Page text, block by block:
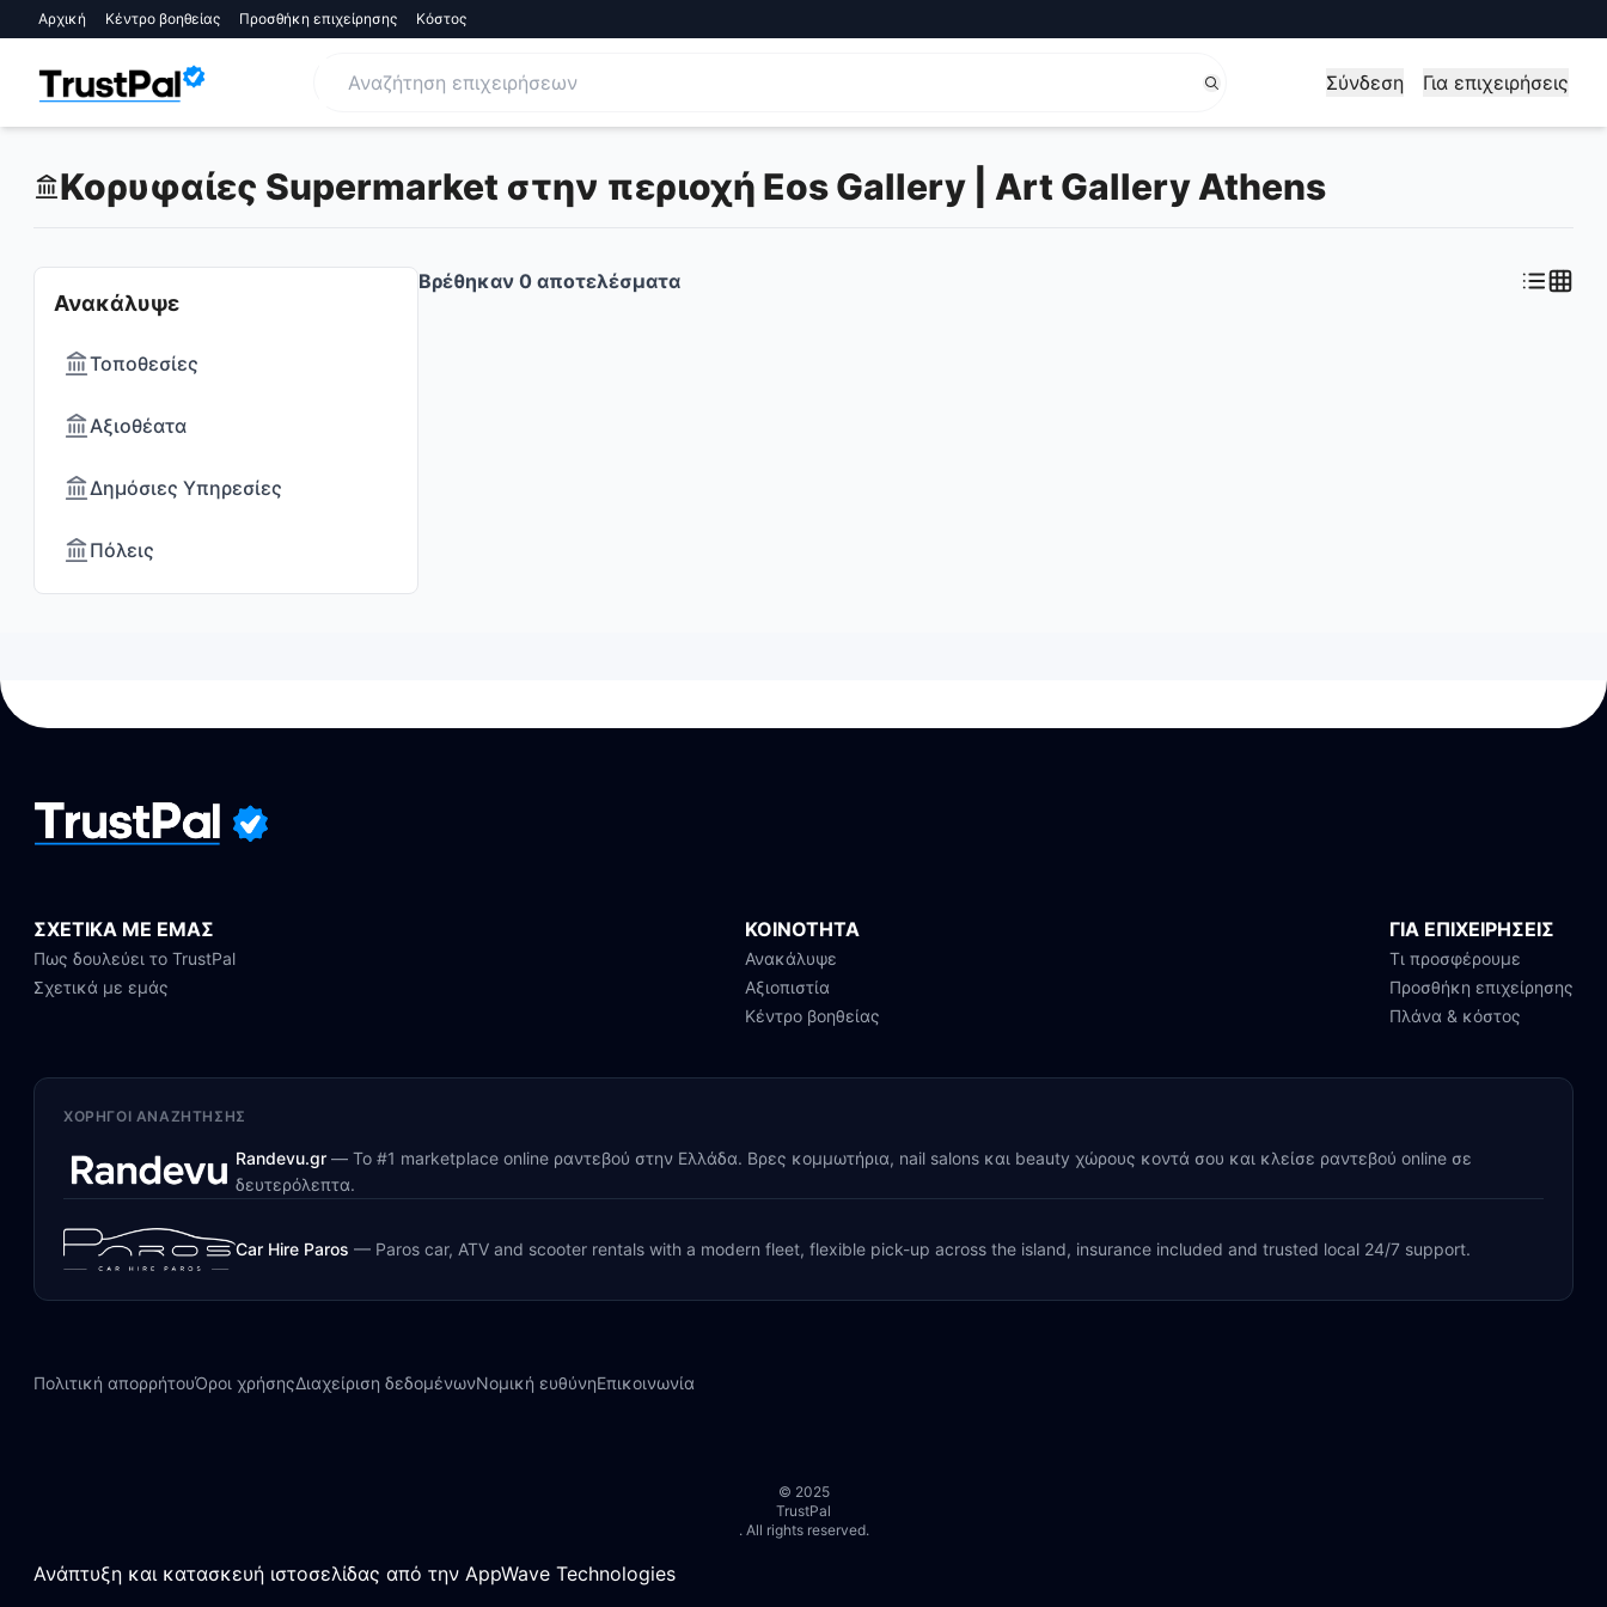
Αρχική Κέντρο βοηθείας Προσθήκη επιχείρησης Κόστος
Σύνδεση Για επιχειρήσεις
Κορυφαίες Supermarket στην περιοχή Eos Gallery | Art Gallery Athens
Ανακάλυψε
Τοποθεσίες
Αξιοθέατα
Δημόσιες Υπηρεσίες
Πόλεις
Βρέθηκαν 0 αποτελέσματα
ΣΧΕΤΙΚΑ ΜΕ ΕΜΑΣ
Πως δουλεύει το TrustPal
Σχετικά με εμάς
ΚΟΙΝΟΤΗΤΑ
Ανακάλυψε
Αξιοπιστία
Κέντρο βοηθείας
ΓΙΑ ΕΠΙΧΕΙΡΗΣΕΙΣ
Τι προσφέρουμε
Προσθήκη επιχείρησης
Πλάνα & κόστος
ΧΟΡΗΓΟΊ ΑΝΑΖΉΤΗΣΗΣ
Randevu.gr — Το #1 marketplace online ραντεβού στην Ελλάδα. Βρες κομμωτήρια, nail salons και beauty χώρους κοντά σου και κλείσε ραντεβού online σε
δευτερόλεπτα.
Car Hire Paros — Paros car, ATV and scooter rentals with a modern fleet, flexible pick-up across the island, insurance included and trusted local 24/7 support.
Πολιτική απορρήτουΌροι χρήσηςΔιαχείριση δεδομένωνΝομική ευθύνηΕπικοινωνία
© 2025
TrustPal
. All rights reserved.
Ανάπτυξη και κατασκευή ιστοσελίδας από την AppWave Technologies